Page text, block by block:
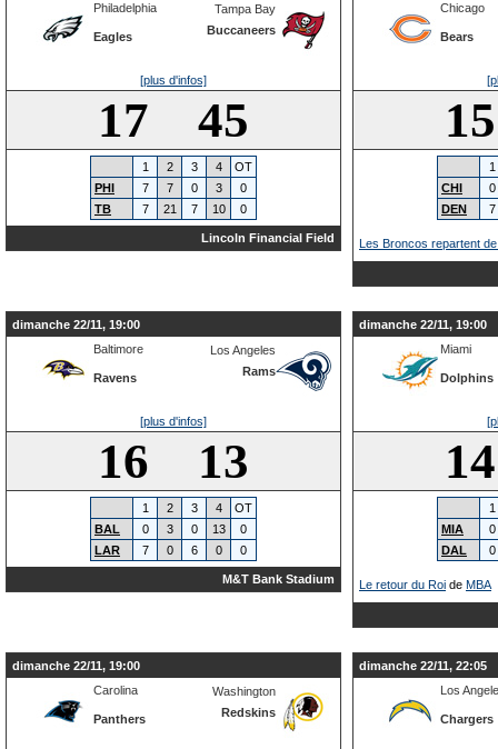
Philadelphia
Eagles
Tampa Bay
Buccaneers
[plus d'infos]
17 45
1 2 3 4
OT
PHI
7 7 0 3
0
TB
7 21 7 10 0
Lincoln Financial Field
Chicago
Bears
1
CHI
0
DEN
7
Les Broncos repartent
dimanche 22/11, 19:00
Baltimore
Ravens
Los Angeles
Rams
[plus d'infos]
16 13
1 2 3 4
OT
BAL
0 3 0 13
0
LAR
7 0 6 0 0
M&T Bank Stadium
dimanche 22/11, 19:00
Miami
Dolphins
1
MIA
0
DAL
0
Le retour du Roi de MBA
dimanche 22/11, 19:00
Carolina
Panthers
Washington
Redskins
dimanche 22/11, 22:05
Los
Chargers